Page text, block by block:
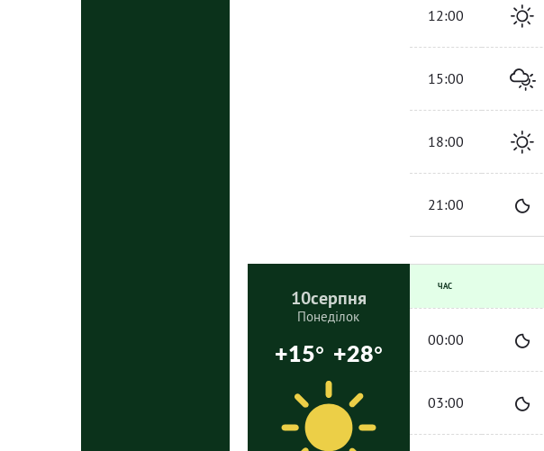
12:00
15:00
18:00
21:00
10серпня
Понеділок
+15° +28°
ЧАС
00:00
03:00